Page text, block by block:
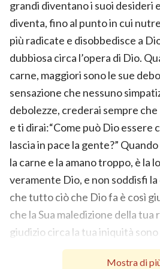
grandi diventano i suoi desideri
diventa, fino al punto in cui
più radicate e disobbedisce a
dubbiosa circa l’opera di Dio.
carne, maggiori sono le sue
sensazione che nessuno
debolezze, crederai sempre
e ti dirai:“Come può Dio essere
lascia in pace la gente?”
la carne e la amano troppo, è la
veramente Dio, e non soddisfi
che tutto ciò che Dio fa è così
che la Sua maledizione della tua
giudizio circa la tua iniquità
saranno momenti in cui Dio ti
disciplinerà, e stravolgerà il tuo
Mostra di